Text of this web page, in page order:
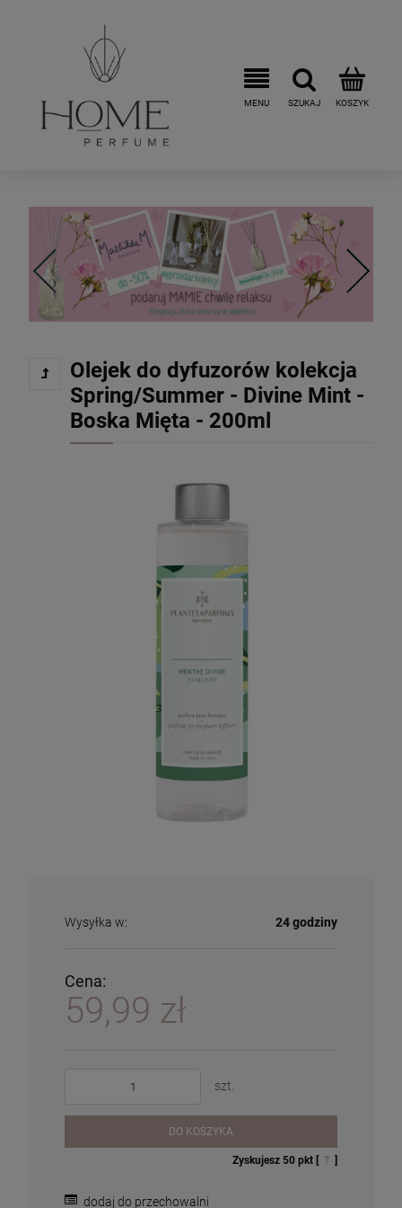
Olejek do dyfuzorów kolekcja
Spring/Summer - Divine Mint -
Boska Mięta - 200ml
Wysyłka w: 24 godziny
Cena:
59,99 zł
szt.
DO KOSZYKA
Zyskujesz 50 pkt [ ? ]
dodaj do przechowalni